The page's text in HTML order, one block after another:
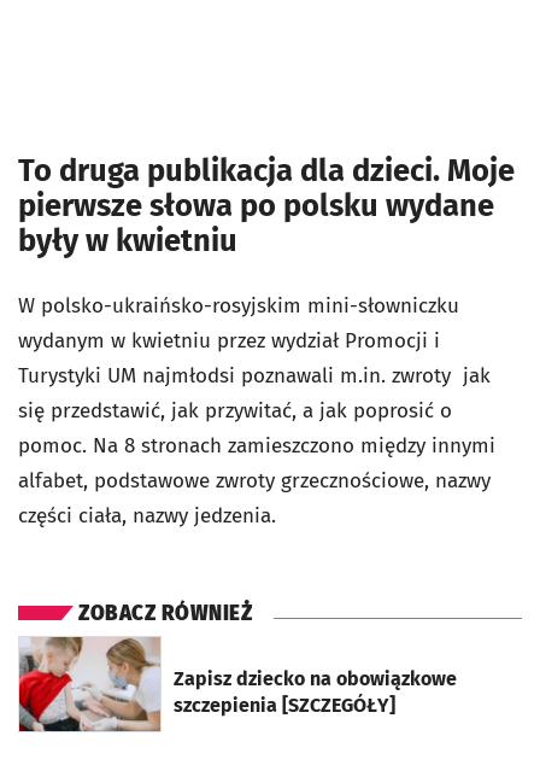
To druga publikacja dla dzieci. Moje
pierwsze słowa po polsku wydane
były w kwietniu
W polsko-ukraińsko-rosyjskim mini-słowniczku
wydanym w kwietniu przez wydział Promocji i
Turystyki UM najmłodsi poznawali m.in. zwroty jak
się przedstawić, jak przywitać, a jak poprosić o
pomoc. Na 8 stronach zamieszczono między innymi
alfabet, podstawowe zwroty grzecznościowe, nazwy
części ciała, nazwy jedzenia.
ZOBACZ RÓWNIEŻ
Zapisz dziecko na obowiązkowe
szczepienia [SZCZEGÓŁY]
otworzy się w nowej karcie